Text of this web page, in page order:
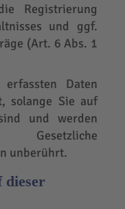
Registrierung
und ggf.
(Art. 6 Abs. 1
Daten
solange Sie auf
und werden
Gesetzliche
unberührt.
dieser